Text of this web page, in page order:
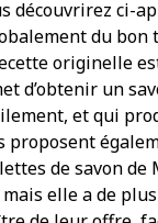
découvrirez ci-
du bon
originelle
d’obtenir un
et qui
proposent
de savon de
elle a de